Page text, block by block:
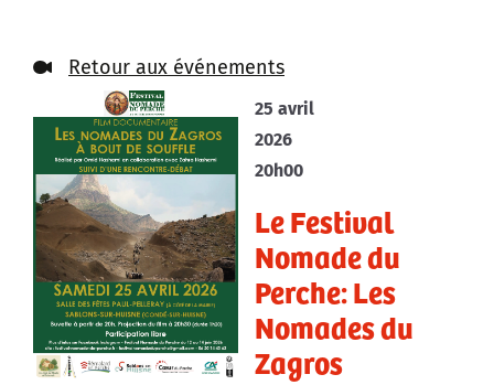
Retour aux événements
25 avril
2026
20h00
Le Festival
Nomade du
Perche: Les
Nomades du
Zagros